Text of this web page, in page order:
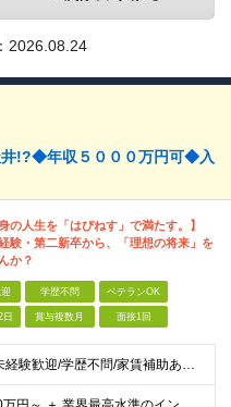
2026.08.24
井!?◆年収５０００万円可◆入
の人生を「はぴねす」で満たす。】
験・第二新卒から、「理想の将来」を
か？
学歴不問 ベテランOK
日 賞与複数月 面接1回
＼面接1回／【未経験歓迎/学歴不問/家賃補助あり】 社会人デビューや、ここからのキャリアアップを実現したい方 人柄を重視した採用を行っています。 書類選考は厳格ではなく、面接は基本1回！ スピーディ